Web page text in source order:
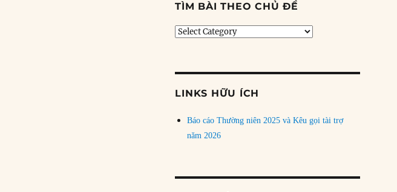
TÌM BÀI THEO CHỦ ĐỀ
Tìm
LINKS HỮU ÍCH
Báo cáo Thường niên 2025 và Kêu gọi tài trợ
năm 2026